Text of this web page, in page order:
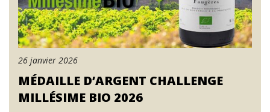
26 janvier 2026
MÉDAILLE D’ARGENT CHALLENGE
MILLÉSIME BIO 2026